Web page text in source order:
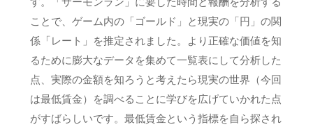
ことで、ゲーム内の「ゴールド」と現実の「円」の関
係「レート」を推定されました。より正確な価値を知
るために膨大なデータを集めて一覧表にして分析した
点、実際の金額を知ろうと考えたら現実の世界（今回
は最低賃金）を調べることに学びを広げていかれた点
がすばらしいです。最低賃金という指標を自ら探され